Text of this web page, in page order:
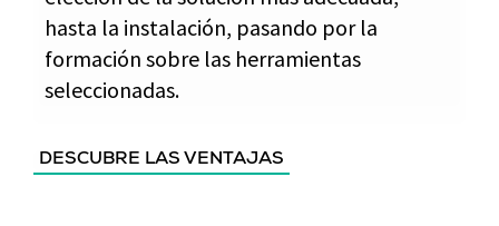
hasta la instalación, pasando por la
formación sobre las herramientas
seleccionadas.
DESCUBRE LAS VENTAJAS